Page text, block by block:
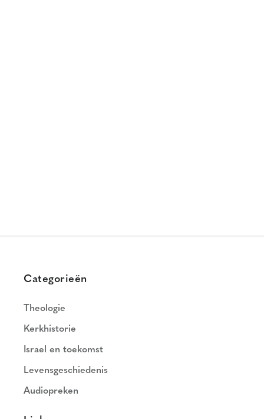
Categorieën
Theologie
Kerkhistorie
Israel en toekomst
Levensgeschiedenis
Audiopreken